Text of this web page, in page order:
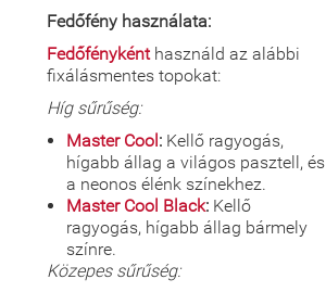
Fedőfény használata:
Fedőfénykénthasználd az alábbi
fixálásmentes topokat:
Híg sűrűség:
Master Cool: Kellő ragyogás,
hígabb állag a világos pasztell, és
a neonos élénk színekhez.
Master Cool Black: Kellő
ragyogás, hígabb állag bármely
színre.
Közepes sűrűség: